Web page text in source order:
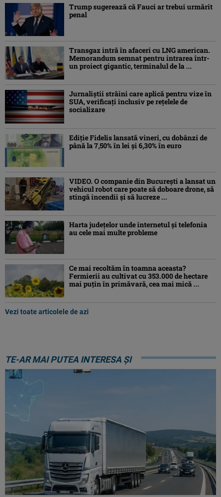
Trump sugerează că Fauci ar trebui urmărit
penal
Transgaz intră în afaceri cu LNG american.
Memorandum semnat pentru intrarea într-
un proiect gigantic, terminalul de la ...
Jurnaliştii străini care aplică pentru vize în
SUA, verificați inclusiv pe rețelele de
socializare
Ediţie Fidelis lansată vineri, cu dobânzi de
până la 7,50% în lei şi 6,30% în euro
VIDEO. O companie din București a lansat un
vehicul robot care poate să doboare drone, să
stingă incendii și să lucreze ...
Harta județelor unde internetul și telefonia
au cele mai multe probleme
Ce mai recoltăm în toamna aceasta?
Fermierii au cultivat cu 353.000 de hectare
mai puțin în primăvară, cea mai mică ...
Vezi toate articolele de azi
TE-AR MAI PUTEA INTERESA ȘI